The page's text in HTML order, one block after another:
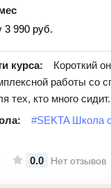
3 990 руб.
курса:
Короткий
работы со
тех, кто много сидит.
#SEKTA Школа
0.0 Нет отзывов